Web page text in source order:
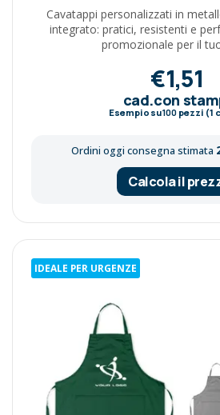
Cavatappi personalizzati in
integrato: pratici, resistenti e
promozionale per il
€1,51
cad.con
Esempio su100pezzi (1
Ordini oggi consegna stimata
Calcola il
IDEALE PER URGENZE